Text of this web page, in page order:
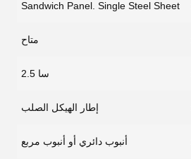
Sandwich Panel. Single Steel Sheet
متاح
سا 2.5
إطار الهيكل الصلب
أنبوب دائري أو أنبوب مربع